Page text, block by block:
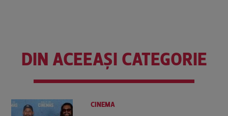
DIN ACEEAȘI CATEGORIE
CINEMA